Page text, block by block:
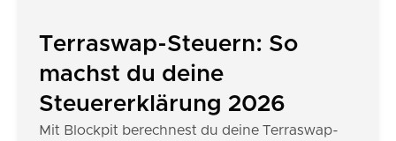
Terraswap-Steuern: So
machst du deine
Steuererklärung 2026
Mit Blockpit berechnest du deine Terraswap-